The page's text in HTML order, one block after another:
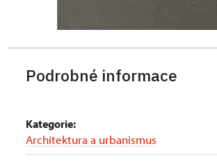
Podrobné informace
Kategorie:
Architektura a urbanismus